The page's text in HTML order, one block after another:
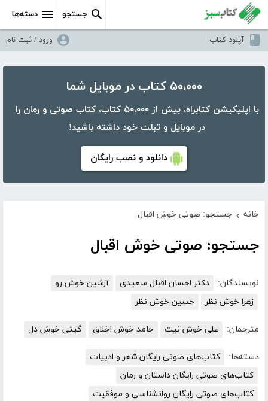
دسته‌ها جستجو
آپلود کتاب ورود / ثبت نام
۵۰،۰۰۰ کتاب در موبایل شما
با اپلیکیشن کتابراه، بیش از ۵۰،۰۰۰ کتاب، کتاب صوتی و رمان را
در موبایل و تبلت خود داشته باشید!
دانلود و نصب رایگان
خانه › جستجو: صوتی خوش اقبال
جستجو: صوتی خوش اقبال
نویسندگان: دکتر احسان اقبال سعیدی
آرشین خوش رو
زهرا خوش نظر
حسین خوش نظر
مترجمان: علی خوش نیت حامد خوش اخلاق گیتی خوش دل
دسته‌ها:
کتاب‌های صوتی رایگان شعر و ادبیات
کتاب‌های صوتی رایگان داستان و رمان
کتاب‌های صوتی رایگان روانشناسی و موفقیت